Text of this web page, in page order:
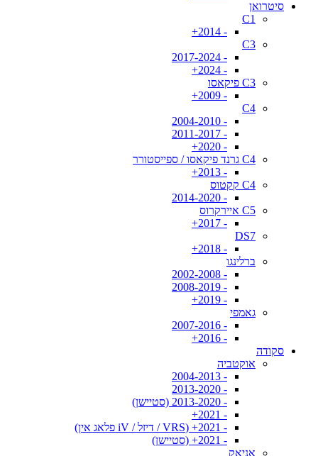
סיטרואן
C1
- 2014+
C3
- 2017-2024
- 2024+
C3 פיקאסו
- 2009+
C4
- 2004-2010
- 2011-2017
- 2020+
C4 גרנד פיקאסו / ספייסטורר
- 2013+
C4 קקטוס
- 2014-2020
C5 איירקרוס
- 2017+
DS7
- 2018+
ברלינגו
- 2002-2008
- 2008-2019
- 2019+
גאמפי
- 2007-2016
- 2016+
סקודה
אוקטביה
- 2004-2013
- 2013-2020
- 2013-2020 (סטיישן)
- 2021+
- 2021+ (VRS / דיזל / iV פלאג אין)
- 2021+ (סטיישן)
אניאק